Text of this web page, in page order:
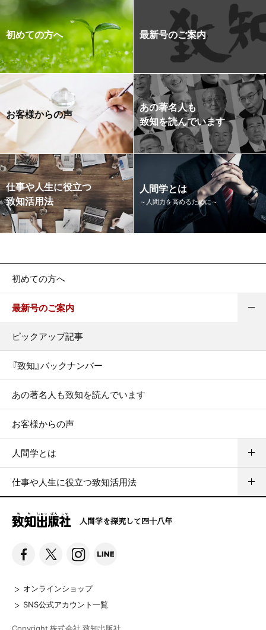
初めての方へ 最新号のご案内
お客様からの声
あの著名人も
致知を読んでいます
仕事や人生に役立つ
致知活用法
人間学とは
～人間力を高めるために～
初めての方へ
最新号のご案内
ピックアップ記事
『致知』バックナンバー
あの著名人も致知を読んでいます
お客様からの声
人間学とは
仕事や人生に役立つ致知活用法
人間学を探究して四十八年
オンラインショップ
SNS公式アカウント一覧